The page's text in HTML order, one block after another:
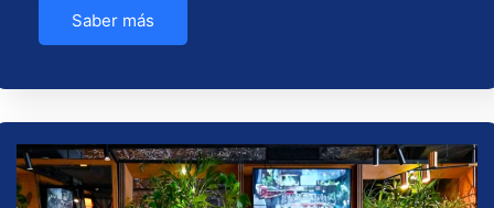
Saber más